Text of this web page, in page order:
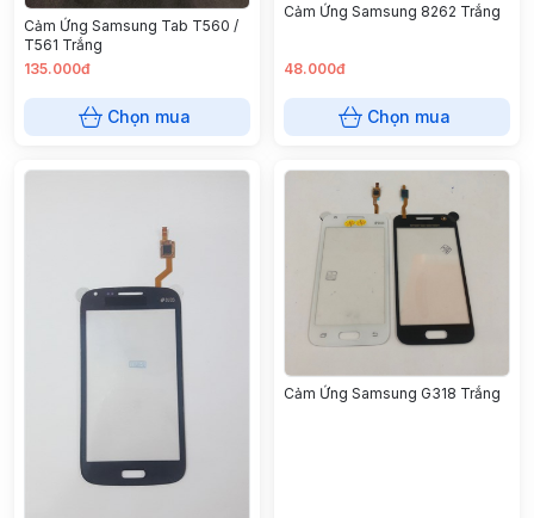
Cảm Ứng Samsung Tab T560 /
T561 Trắng
135.000đ
Chọn mua
Cảm Ứng Samsung 8262 Trắng
48.000đ
Chọn mua
Cảm Ứng Samsung G318 Trắng